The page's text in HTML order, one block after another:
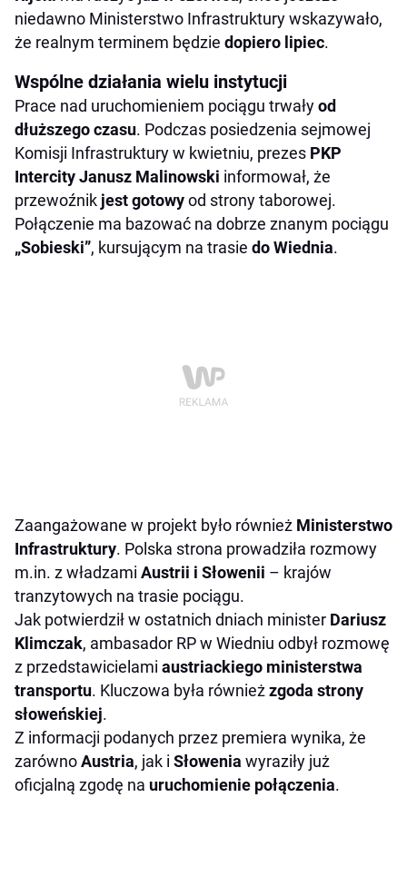
niedawno Ministerstwo Infrastruktury wskazywało,
że realnym terminem będzie dopiero lipiec.
Wspólne działania wielu instytucji
Prace nad uruchomieniem pociągu trwałyod
dłuższego czasu. Podczas posiedzenia sejmowej
Komisji Infrastruktury w kwietniu, prezes PKP
Intercity Janusz Malinowski informował, że
przewoźnik jest gotowyod strony taborowej.
Połączenie ma bazować na dobrze znanym pociągu
„Sobieski”, kursującym na trasie do Wiednia.
Zaangażowane w projekt było również Ministerstwo
Infrastruktury. Polska strona prowadziła rozmowy
m.in. z władzami Austrii i Słowenii – krajów
tranzytowych na trasie pociągu.
Jak potwierdził w ostatnich dniach minister Dariusz
Klimczak, ambasador RP w Wiedniu odbył rozmowę
z przedstawicielami austriackiego ministerstwa
transportu. Kluczowa była równieżzgoda strony
słoweńskiej.
Z informacji podanych przez premiera wynika, że
zarównoAustria, jak i Słowenia wyraziły już
oficjalną zgodę na uruchomienie połączenia.